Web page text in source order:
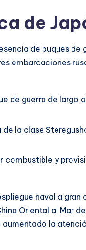
de
de buques de
embarcaciones
de guerra de largo
la clase
combustible y
naval a gran
Oriental al Mar
aumentado la